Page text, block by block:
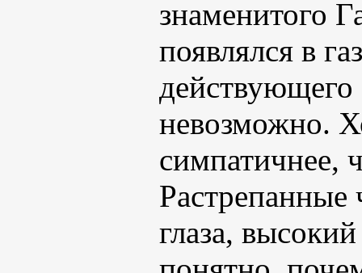
знаменитого
появлялся в
невозможно.
симпатичнее,
Растрепанные
глаза,